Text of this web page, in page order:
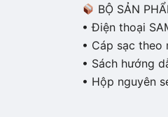
BỘ SẢN
• Điện thoại
• Cáp sạc theo
• Sách hướng
• Hộp nguyên